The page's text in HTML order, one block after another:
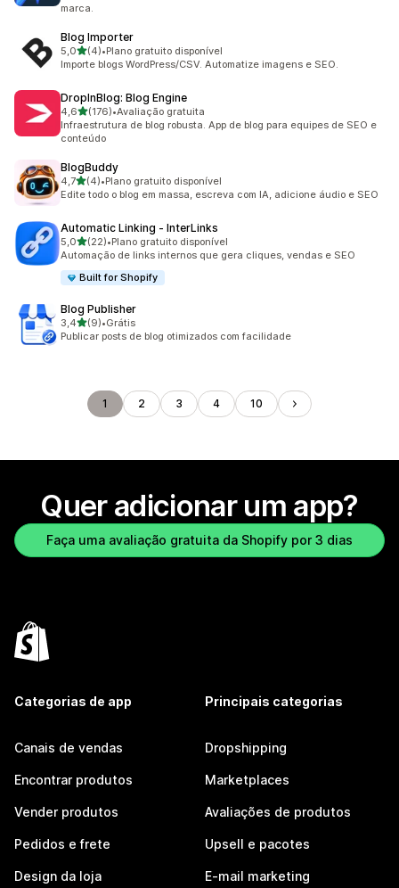
marca.
Blog Importer
5,0de 5 estrelas
(4)
4 avaliações ao todo
•Plano gratuito disponível
Importe blogs WordPress/CSV. Automatize imagens e SEO.
DropInBlog: Blog Engine
4,6de 5 estrelas
(176)
176 avaliações ao todo
•Avaliação gratuita
Infraestrutura de blog robusta. App de blog para equipes de SEO e
conteúdo
BlogBuddy
4,7de 5 estrelas
(4)
4 avaliações ao todo
•Plano gratuito disponível
Edite todo o blog em massa, escreva com IA, adicione áudio e SEO
Automatic Linking ‑ InterLinks
5,0de 5 estrelas
(22)
22 avaliações ao todo
•Plano gratuito disponível
Automação de links internos que gera cliques, vendas e SEO
Built for Shopify
Blog Publisher
3,4de 5 estrelas
(9)
9 avaliações ao todo
•Grátis
Publicar posts de blog otimizados com facilidade
1 2 3 4 10
Quer adicionar um app?
Faça uma avaliação gratuita da Shopify por 3 dias
Categorias de app
Canais de vendas
Encontrar produtos
Vender produtos
Pedidos e frete
Design da loja
Principais categorias
Dropshipping
Marketplaces
Avaliações de produtos
Upsell e pacotes
E-mail marketing